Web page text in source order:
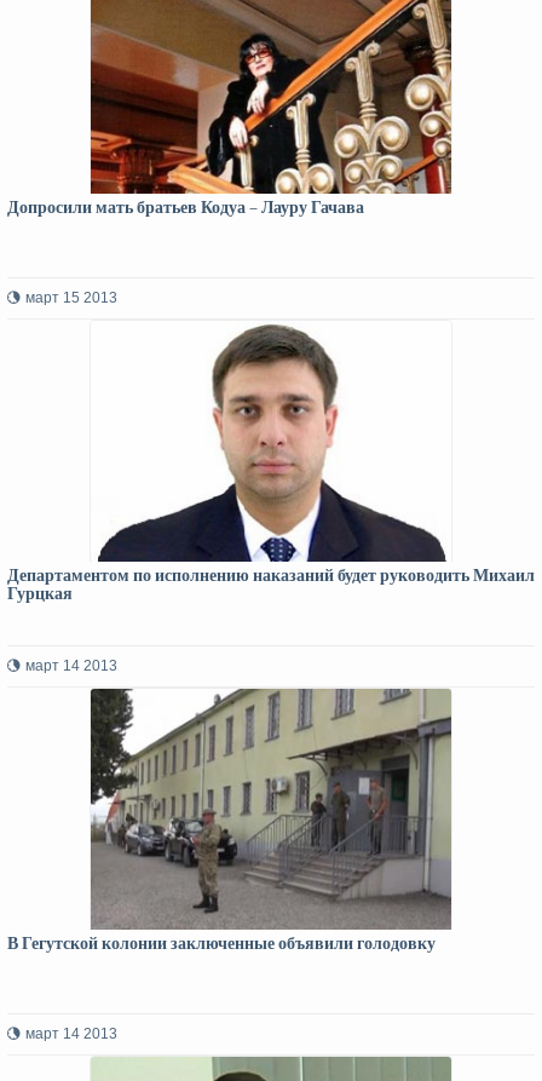
Допросили мать братьев Кодуа – Лауру Гачава
март 15 2013
Департаментом по исполнению наказаний будет руководить Михаил
Гурцкая
март 14 2013
В Гегутской колонии заключенные объявили голодовку
март 14 2013